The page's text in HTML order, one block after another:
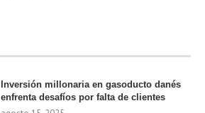
Inversión millonaria en gasoducto danés
enfrenta desafíos por falta de clientes